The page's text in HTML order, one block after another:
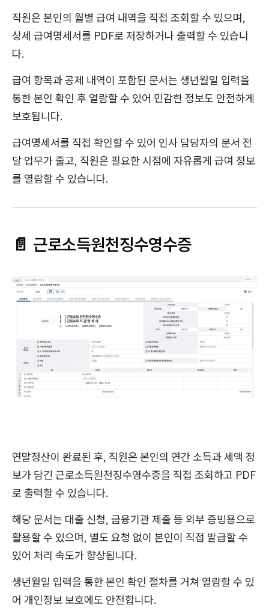
직원은 본인의 월별 급여 내역을 직접 조회할 수 있으며,
상세 급여명세서를 PDF로 저장하거나 출력할 수 있습니
다.
급여 항목과 공제 내역이 포함된 문서는 생년월일 입력을
통한 본인 확인 후 열람할 수 있어 민감한 정보도 안전하게
보호됩니다.
급여명세서를 직접 확인할 수 있어 인사 담당자의 문서 전
달 업무가 줄고, 직원은 필요한 시점에 자유롭게 급여 정보
를 열람할 수 있습니다.
📄 근로소득원천징수영수증
연말정산이 완료된 후, 직원은 본인의 연간 소득과 세액 정
보가 담긴 근로소득원천징수영수증을 직접 조회하고 PDF
로 출력할 수 있습니다.
해당 문서는 대출 신청, 금융기관 제출 등 외부 증빙용으로
활용할 수 있으며, 별도 요청 없이 본인이 직접 발급할 수
있어 처리 속도가 향상됩니다.
생년월일 입력을 통한 본인 확인 절차를 거쳐 열람할 수 있
어 개인정보 보호에도 안전합니다.